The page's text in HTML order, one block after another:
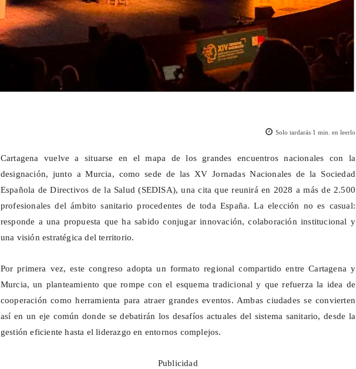
Solo tardarás 1 min. en leerlo
Cartagena vuelve a situarse en el mapa de los grandes encuentros nacionales con la
designación, junto a Murcia, como sede de las XV Jornadas Nacionales de la Sociedad
Española de Directivos de la Salud (SEDISA), una cita que reunirá en 2028 a más de 2.500
profesionales del ámbito sanitario procedentes de toda España. La elección no es casual:
responde a una propuesta que ha sabido conjugar innovación, colaboración institucional y
una visión estratégica del territorio.
Por primera vez, este congreso adopta un formato regional compartido entre Cartagena y
Murcia, un planteamiento que rompe con el esquema tradicional y que refuerza la idea de
cooperación como herramienta para atraer grandes eventos. Ambas ciudades se convierten
así en un eje común donde se debatirán los desafíos actuales del sistema sanitario, desde la
gestión eficiente hasta el liderazgo en entornos complejos.
Publicidad